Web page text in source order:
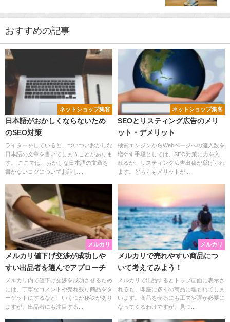
おすすめの記事
ネットショップ集客
日本語がおかしくならないため
のSEO対策
ライターをしていると、ついついおかしな
日本語の文章を書いてしまうことがありま
す。 ここでは、おかしな日本語の文章を
書かないコツについてお話し...
ネットショップ集客
SEOとリスティング広告のメリ
ット・デメリット
検索エンジンからWebページへの流入数を
増やす手段としては、SEO対策に力を入
れるか、リスティング広告出稿が挙げられ
ます。どちらもメリットが...
メルカリ
メルカリ値下げ交渉が成功しや
すい出品者を選んでアプローチ
メルカリ内で値下げ交渉を成功させるため
には、丁寧なコメントや売れ残り商品をタ
ーゲットにするなど、いくつか秘訣があり
ますが、出品者にも注目する...
メルカリ
メルカリで売れやすい商品につ
いて考えてみよう！
メルカリで出品するとトップ画面に表示さ
れるも、即座に多くの商品に埋もれてしま
います。商品を売るにも工夫や運が必要に
なってくるわけですが、見つ...